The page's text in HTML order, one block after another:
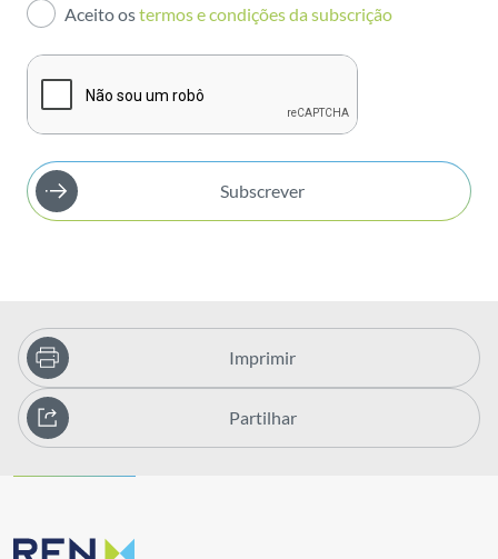
Publicações
Aceito ostermos e condições da subscrição
Subscrever
Imprimir
Partilhar